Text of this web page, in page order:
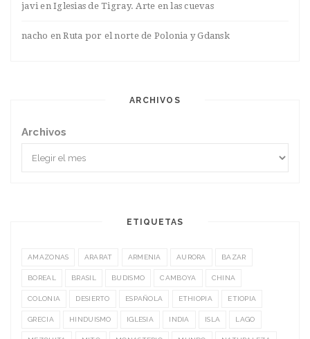
javienIglesias de Tigray. Arte en las cuevas
nacho enRuta por el norte de Polonia y Gdansk
ARCHIVOS
Archivos
ETIQUETAS
AMAZONAS ARARAT ARMENIA AURORA BAZAR
BOREAL BRASIL BUDISMO CAMBOYA CHINA
COLONIA DESIERTO ESPAÑOLA ETHIOPIA ETIOPIA
GRECIA HINDUISMO IGLESIA INDIA ISLA LAGO